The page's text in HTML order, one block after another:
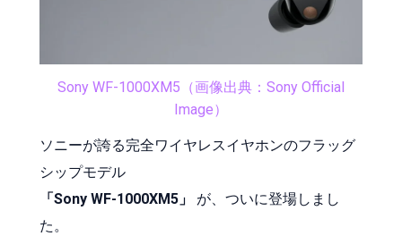
Sony WF-1000XM5（画像出典：Sony Official
Image）
ソニーが誇る完全ワイヤレスイヤホンのフラッグ
シップモデル
「Sony WF-1000XM5」
が、ついに登場しまし
た。